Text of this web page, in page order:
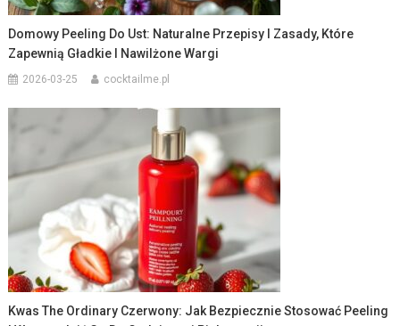
Domowy Peeling Do Ust: Naturalne Przepisy I Zasady, Które
Zapewnią Gładkie I Nawilżone Wargi
2026-03-25 cocktailme.pl
Kwas The Ordinary Czerwony: Jak Bezpiecznie Stosować Peeling